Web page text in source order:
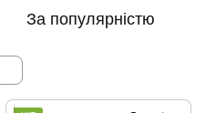
За популярністю